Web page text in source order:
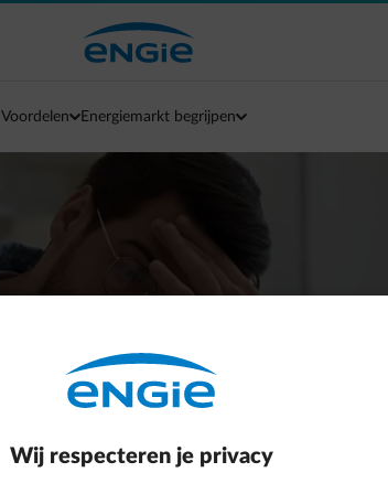
Voordelen Energiemarkt begrijpen
wat is de
impact op je factuur kan beperken.
Wij respecteren je privacy